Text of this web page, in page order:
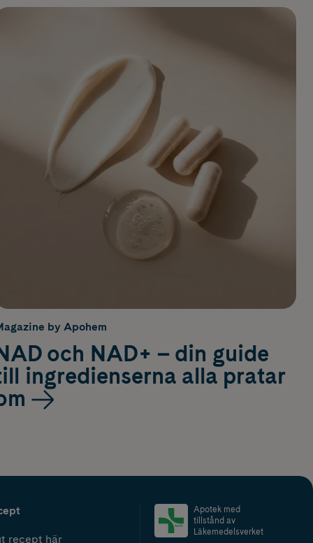
by Apohem
och NAD+ – din guide
ingredienserna alla pratar
recept här
Apotek med
tillstånd av
Läkemedelsverket